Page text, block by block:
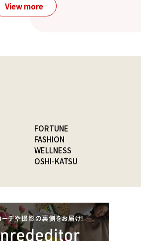
View more
FORTUNE
FASHION
WELLNESS
OSHI-KATSU